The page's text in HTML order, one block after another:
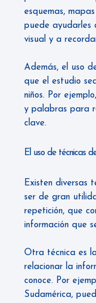
esquemas,
puede ayudarles
visual y a
Además, el uso
que el estudio
niños. Por
y palabras para
clave.
El uso de técnicas
Existen diversas
ser de gran
repetición, que
información que
Otra técnica es
relacionar la
conoce. Por
Sudamérica,